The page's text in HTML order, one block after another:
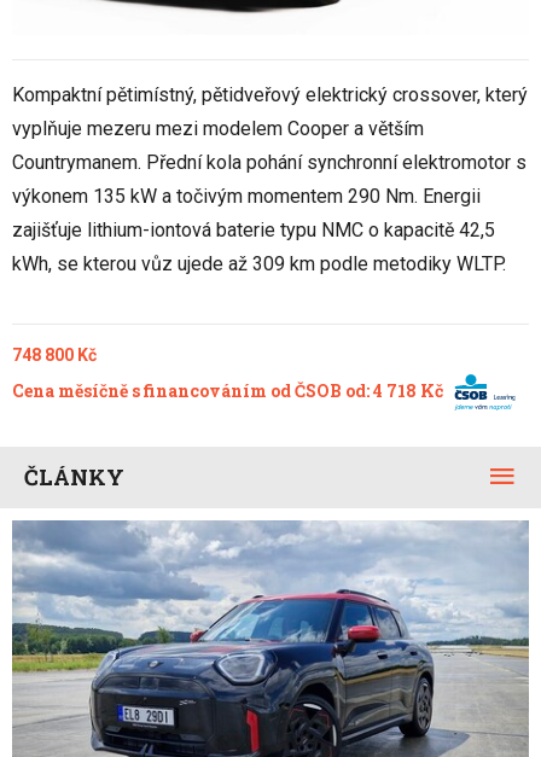
Kompaktní pětimístný, pětidveřový elektrický crossover, který
vyplňuje mezeru mezi modelem Cooper a větším
Countrymanem. Přední kola pohání synchronní elektromotor s
výkonem 135 kW a točivým momentem 290 Nm. Energii
zajišťuje lithium-iontová baterie typu NMC o kapacitě 42,5
kWh, se kterou vůz ujede až 309 km podle metodiky WLTP.
748 800 Kč
Cena měsíčně s financováním od ČSOB od: 4 718 Kč
ČLÁNKY